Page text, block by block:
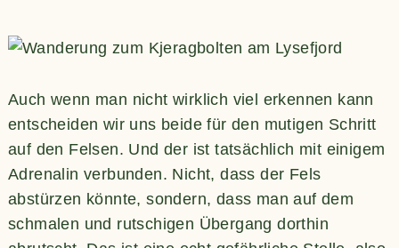
Auch wenn man nicht wirklich viel erkennen kann
entscheiden wir uns beide für den mutigen Schritt
auf den Felsen. Und der ist tatsächlich mit einigem
Adrenalin verbunden. Nicht, dass der Fels
abstürzen könnte, sondern, dass man auf dem
schmalen und rutschigen Übergang dorthin